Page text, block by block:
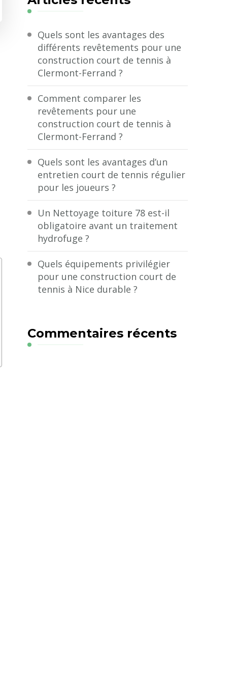
?
Quels sont les avantages des
différents revêtements pour une
construction court de tennis à
Clermont-Ferrand ?
Comment comparer les
revêtements pour une
construction court de tennis à
Clermont-Ferrand ?
Quels sont les avantages d’un
entretien court de tennis régulier
pour les joueurs ?
Un Nettoyage toiture 78 est-il
obligatoire avant un traitement
hydrofuge ?
Quels équipements privilégier
pour une construction court de
tennis à Nice durable ?
Commentaires récents